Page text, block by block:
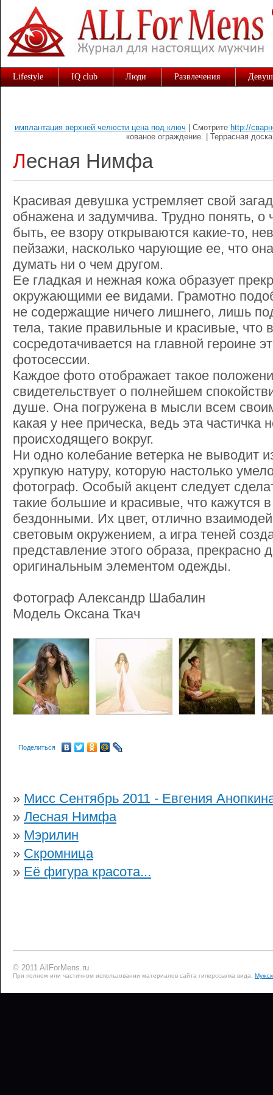
Lifestyle IQ club Люди Развлечения
имплантация верхней челюсти цена под ключ | Смотрите http://
кованое ограждение. | Террасная
Лесная Нимфа
Красивая девушка устремляет свой
обнажена и задумчива. Трудно понять, о
быть, ее взору открываются какие-то,
пейзажи, насколько чарующие ее, что
думать ни о чем другом.
Ее гладкая и нежная кожа образует
окружающими ее видами. Грамотно
не содержащие ничего лишнего, лишь
тела, такие правильные и красивые, что
сосредотачивается на главной героине
фотосессии.
Каждое фото отображает такое
свидетельствует о полнейшем
душе. Она погружена в мысли всем
какая у нее прическа, ведь эта частичка
происходящего вокруг.
Ни одно колебание ветерка не выводит
хрупкую натуру, которую настолько
фотограф. Особый акцент следует
такие большие и красивые, что кажутся
бездонными. Их цвет, отлично
световым окружением, а игра теней
представление этого образа, прекрасно
оригинальным элементом одежды.
Фотограф Александр Шабалин
Модель Оксана Ткач
Поделиться
» Мисс Сентябрь 2011 - Евгения
» Лесная Нимфа
» Мэрилин
» Скромница
» Её фигура красота...
© 2011 AllForMens.ru
При полном или частичном использовании материалов сайта гиперссылка вида: